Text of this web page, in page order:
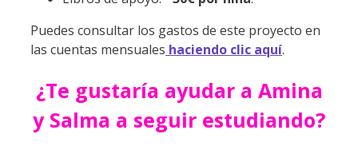
Puedes consultar los gastos de este proyecto en
las cuentas mensuales haciendo clic aquí.
¿Te gustaría ayudar a Amina
y Salma a seguir estudiando?